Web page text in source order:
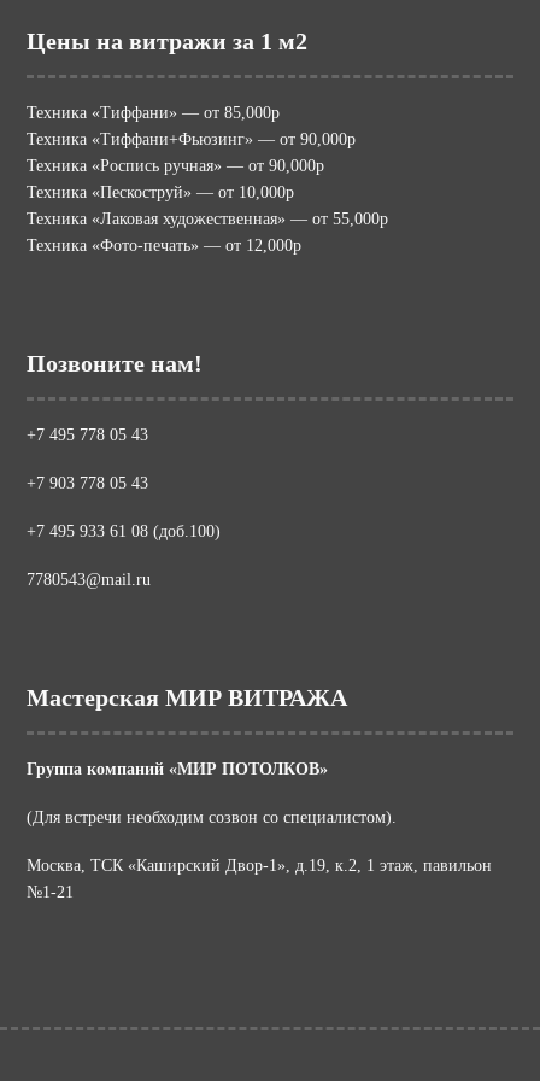
Цены на витражи за 1 м2
Техника «Тиффани» — от 85,000р
Техника «Тиффани+Фьюзинг» — от 90,000р
Техника «Роспись ручная» — от 90,000р
Техника «Пескоструй» — от 10,000р
Техника «Лаковая художественная» — от 55,000р
Техника «Фото-печать» — от 12,000р
Позвоните нам!
+7 495 778 05 43
+7 903 778 05 43
+7 495 933 61 08 (доб.100)
7780543@mail.ru
Мастерская МИР ВИТРАЖА
Группа компаний «МИР ПОТОЛКОВ»
(Для встречи необходим созвон со специалистом).
Москва, ТСК «Каширский Двор-1», д.19, к.2, 1 этаж, павильон
№1-21